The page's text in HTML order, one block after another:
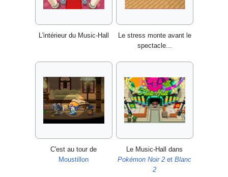
L'intérieur du Music-Hall
Le stress monte avant le
spectacle...
C'est au tour de
Moustillon
Le Music-Hall dans
Pokémon Noir 2 et Blanc
2